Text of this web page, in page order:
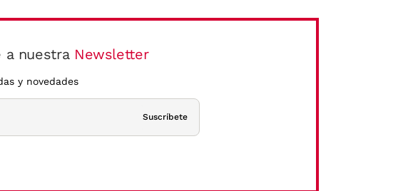
a nuestra Newsletter
y novedades
Suscríbete